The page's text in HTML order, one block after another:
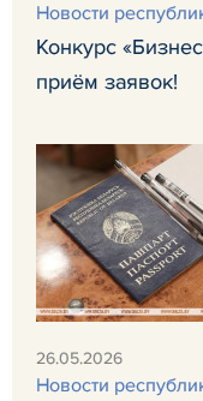
Новости
Конкурс
приём заявок!
26.05.2026
Новости